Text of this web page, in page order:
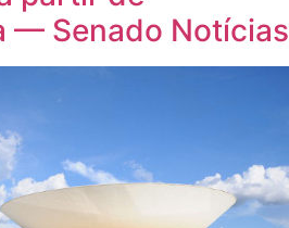
— Senado Notícias